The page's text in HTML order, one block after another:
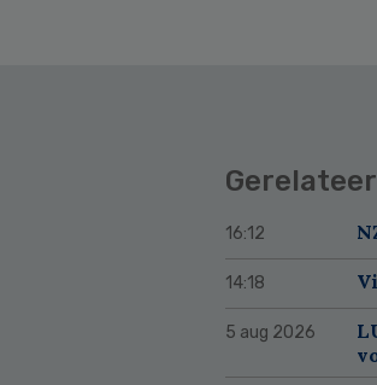
16:12
14:18
5 aug 2026